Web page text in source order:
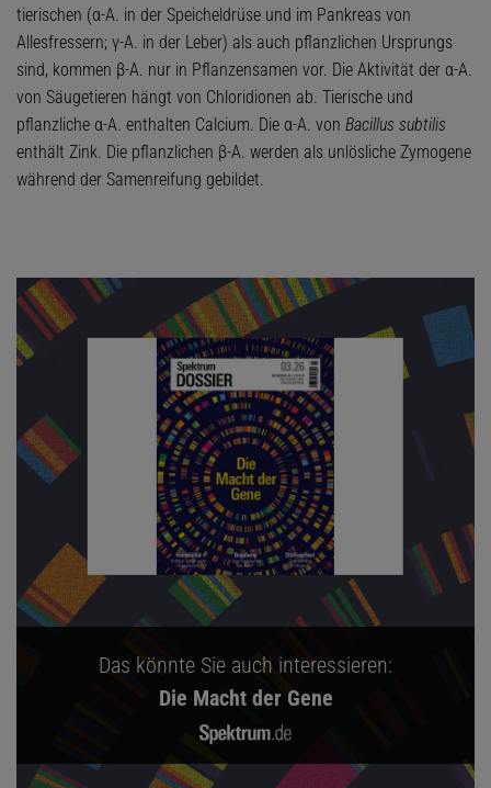
tierischen (α-A. in der Speicheldrüse und im Pankreas von
Allesfressern; γ-A. in der Leber) als auch pflanzlichen Ursprungs
sind, kommen β-A. nur in Pflanzensamen vor. Die Aktivität der α-A.
von Säugetieren hängt von Chloridionen ab. Tierische und
pflanzliche α-A. enthalten Calcium. Die α-A. von Bacillus subtilis
enthält Zink. Die pflanzlichen β-A. werden als unlösliche Zymogene
während der Samenreifung gebildet.
Das könnte Sie auch interessieren:
Die Macht der Gene